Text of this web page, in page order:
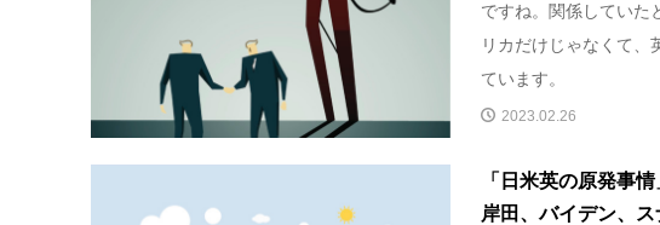
ですね。関係していた
リカだけじゃなくて、
ています。
2023.02.26
「日米英の原発事
岸田、バイデン、ス